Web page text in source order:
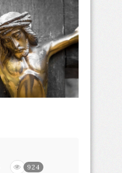
924